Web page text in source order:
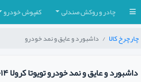
چادر و روکش صندلی کفپوش خودرو
چارچرخ کالا داشبورد و عایق و نمد خودرو
داشبورد و عایق و نمد خودرو تویوتا کرولا ۲۰۱۴-۲۰۱۵-۲۰۱۶-۲۰۱۷